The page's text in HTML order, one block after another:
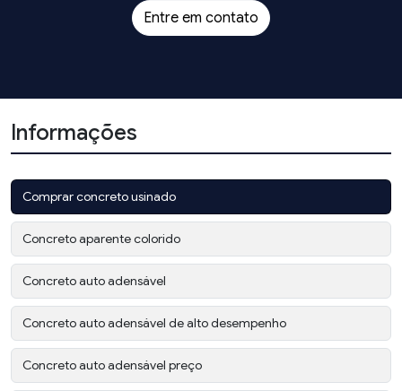
Entre em contato
Informações
Comprar concreto usinado
Concreto aparente colorido
Concreto auto adensável
Concreto auto adensável de alto desempenho
Concreto auto adensável preço